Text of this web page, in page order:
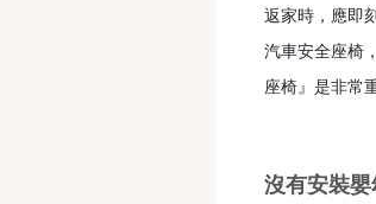
返家時，應即
汽車安全座椅
座椅』是非常
沒有安裝